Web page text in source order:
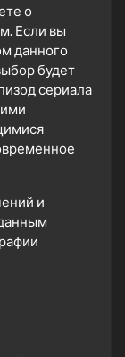
о
Если вы
данного
будет
сериала
и